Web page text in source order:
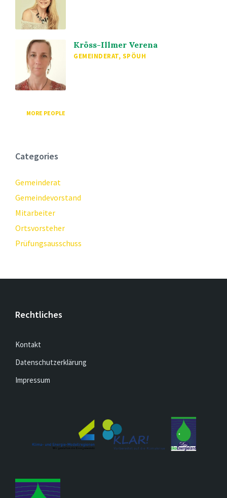
Kröss-Illmer Verena
GEMEINDERAT, SPÖUH
MORE PEOPLE
Categories
Gemeinderat
Gemeindevorstand
Mitarbeiter
Ortsvorsteher
Prüfungsausschuss
Rechtliches
Kontakt
Datenschutzerklärung
Impressum